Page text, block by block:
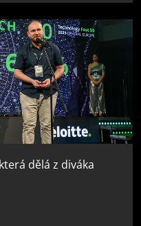
dělá z diváka